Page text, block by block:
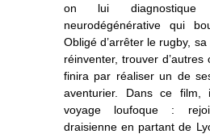
on lui diagnostique
neurodégénérative qui
Obligé d’arrêter le rugby,
réinventer, trouver
finira par réaliser un de
aventurier. Dans ce film,
voyage loufoque :
draisienne en partant de